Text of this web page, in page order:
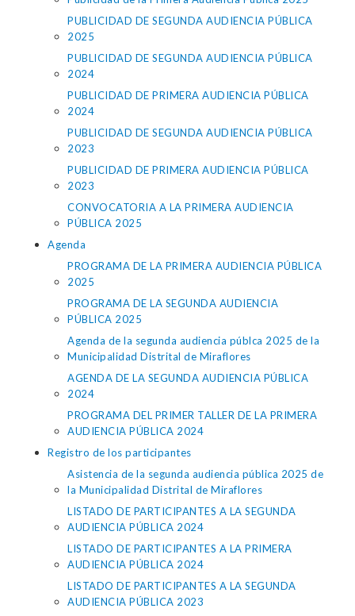
PUBLICIDAD DE SEGUNDA AUDIENCIA PÚBLICA
2025
PUBLICIDAD DE SEGUNDA AUDIENCIA PÚBLICA
2024
PUBLICIDAD DE PRIMERA AUDIENCIA PÚBLICA
2024
PUBLICIDAD DE SEGUNDA AUDIENCIA PÚBLICA
2023
PUBLICIDAD DE PRIMERA AUDIENCIA PÚBLICA
2023
CONVOCATORIA A LA PRIMERA AUDIENCIA
PÚBLICA 2025
Agenda
PROGRAMA DE LA PRIMERA AUDIENCIA PÚBLICA
2025
PROGRAMA DE LA SEGUNDA AUDIENCIA
PÚBLICA 2025
Agenda de la segunda audiencia públca 2025 de la
Municipalidad Distrital de Miraflores
AGENDA DE LA SEGUNDA AUDIENCIA PÚBLICA
2024
PROGRAMA DEL PRIMER TALLER DE LA PRIMERA
AUDIENCIA PÚBLICA 2024
Registro de los participantes
Asistencia de la segunda audiencia pública 2025 de
la Municipalidad Distrital de Miraflores
LISTADO DE PARTICIPANTES A LA SEGUNDA
AUDIENCIA PÚBLICA 2024
LISTADO DE PARTICIPANTES A LA PRIMERA
AUDIENCIA PÚBLICA 2024
LISTADO DE PARTICIPANTES A LA SEGUNDA
AUDIENCIA PÚBLICA 2023